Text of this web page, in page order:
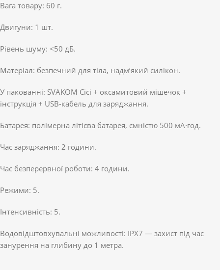
Вага товару: 60 г.
Двигуни: 1 шт.
Рівень шуму: <50 дБ.
Матеріал: безпечний для тіла, надм’який силікон.
У пакованні: SVAKOM Cici + оксамитовий мішечок +
інструкція + USB-кабель для заряджання.
Батарея: полімерна літієва батарея, ємністю 500 мА∙год.
Час заряджання: 2 години.
Час безперервної роботи: 4 години.
Режими: 5.
Інтенсивність: 5.
Водовідштовхувальні можливості: IPX7 — захист під час
занурення на глибину до 1 метра.